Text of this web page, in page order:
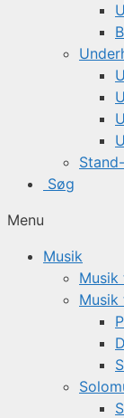
Søg
Menu
Musik